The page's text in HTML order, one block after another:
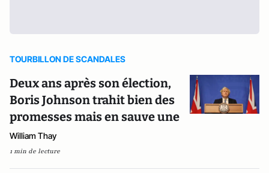
TOURBILLON DE SCANDALES
Deux ans après son élection,
Boris Johnson trahit bien des
promesses mais en sauve une
William Thay
1 min de lecture